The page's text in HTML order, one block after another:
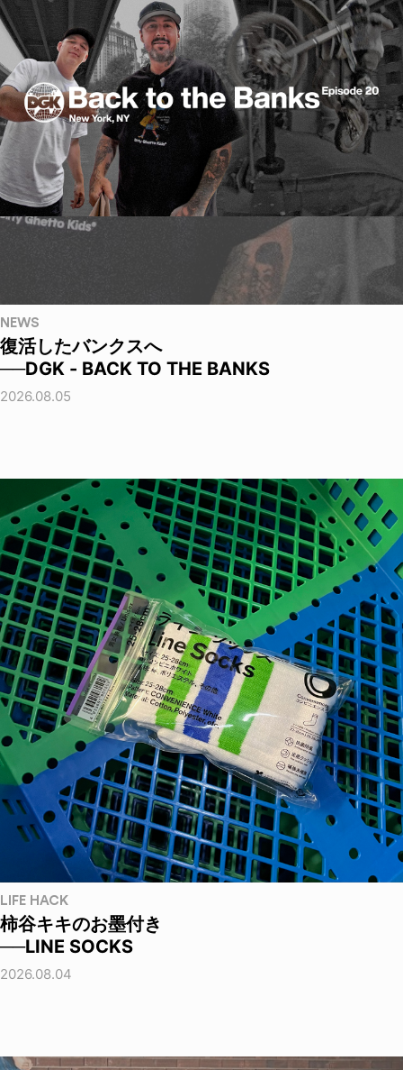
NEWS
復活したバンクスへ
──DGK - BACK TO THE BANKS
2026.08.05
LIFE HACK
柿谷キキのお墨付き
──LINE SOCKS
2026.08.04